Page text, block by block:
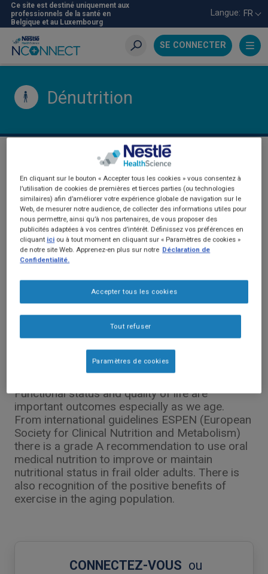
Aller
au
contenu
principal
Ce site est destiné uniquement aux
professionnels de la santé en
Belgique et au Luxembourg
Langue: FR
SE CONNECTER
Recherche
Dénutrition
Publications Scientifiques
ACTIVNES: Oral medical nutrition +
exercise = benefit
Functional status and quality of life are
important outcomes especially as we age.
From international guidelines ESPEN (European
Society for Clinical Nutrition and Metabolism)
there is a grade A recommendation to use oral
medical nutrition to improve or maintain
nutritional status in frail older adults. There is
also recognition of the positive benefits of
exercise in the aging population.
CONNECTEZ-VOUS ou
En cliquant sur le bouton « Accepter tous les cookies » vous consentez à
l’utilisation de cookies de premières et tierces parties (ou technologies
similaires) afin d’améliorer votre expérience globale de navigation sur le
Web, de mesurer notre audience, de collecter des informations utiles pour
nous permettre, ainsi qu’à nos partenaires, de vous proposer des
publicités adaptées à vos centres d’intérêt. Définissez vos préférences en
cliquant ici ou à tout moment en cliquant sur « Paramètres de cookies »
de notre site Web. Apprenez-en plus sur notre Déclaration de
Confidentialité.
Tout refuser
Accepter tous les cookies
Paramètres de cookies